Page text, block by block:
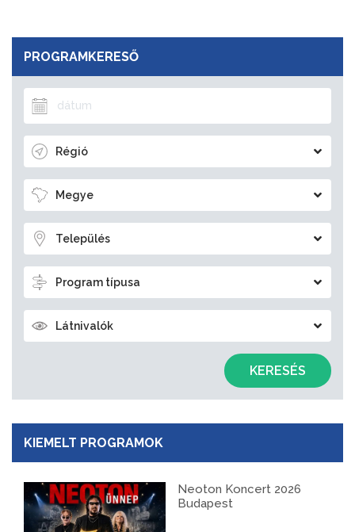
PROGRAMKERESŐ
Régió
Megye
Település
Program típusa
Látnivalók
KERESÉS
KIEMELT PROGRAMOK
Neoton Koncert 2026
Budapest